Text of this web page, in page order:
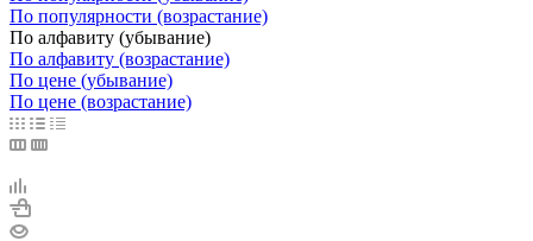
По популярности (возрастание)
По алфавиту (убывание)
По алфавиту (возрастание)
По цене (убывание)
По цене (возрастание)